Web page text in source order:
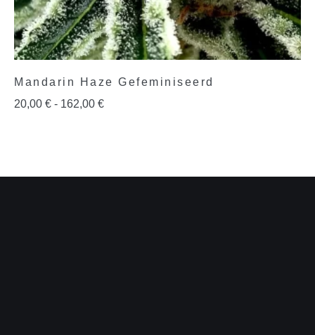
Mandarin Haze Gefeminiseerd
20,00 € - 162,00 €